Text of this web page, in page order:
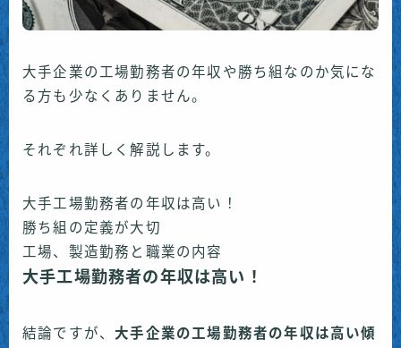
大手企業の工場勤務者の年収や勝ち組なのか気にな
る方も少なくありません。
それぞれ詳しく解説します。
大手工場勤務者の年収は高い！
勝ち組の定義が大切
工場、製造勤務と職業の内容
大手工場勤務者の年収は高い！
結論ですが、大手企業の工場勤務者の年収は高い傾